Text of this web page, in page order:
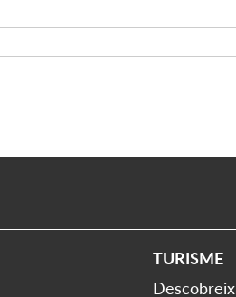
TURISME
Descobreix